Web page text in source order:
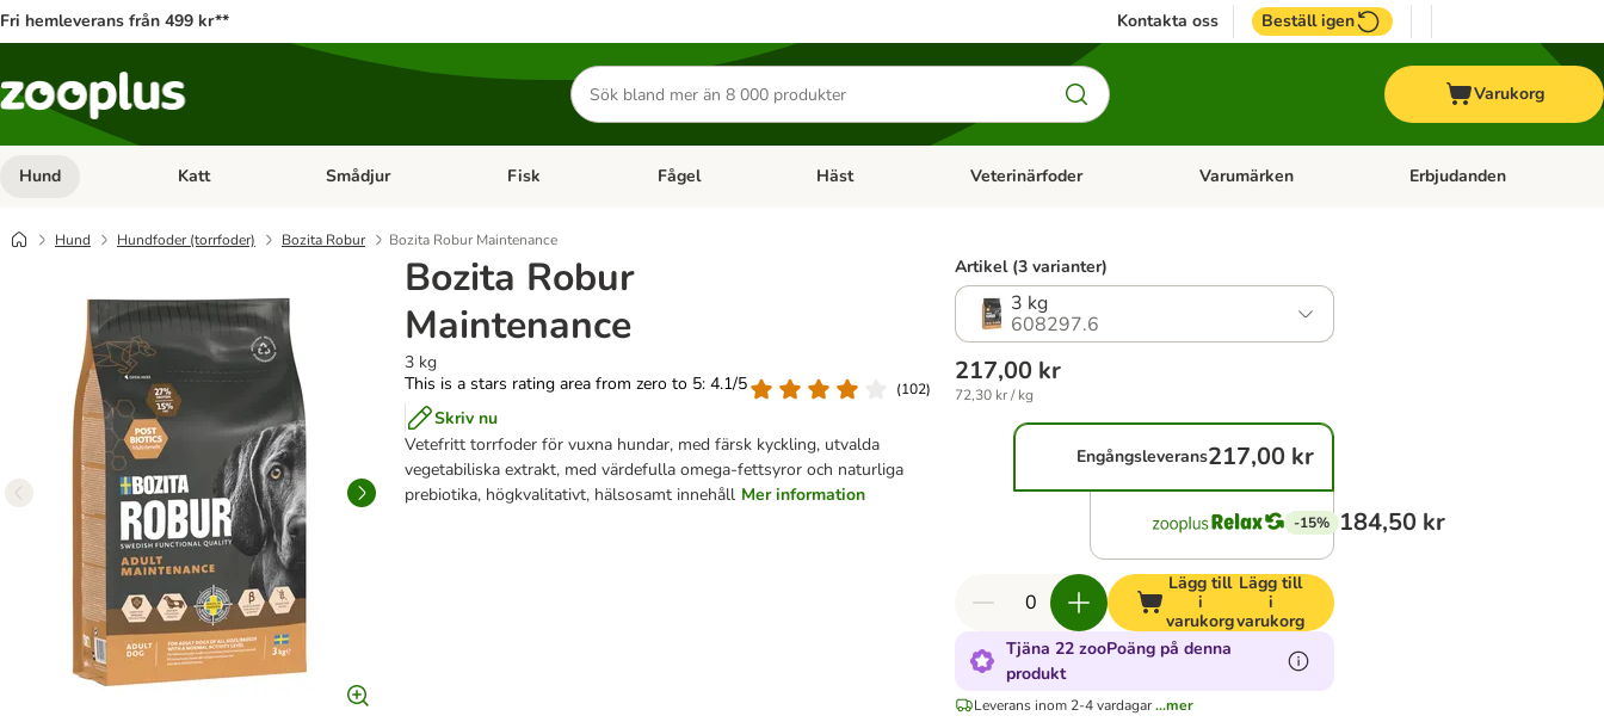
Fri hemleverans från 499 kr** Kontakta oss Beställ igen
Sök
efter
produkter
Varukorg
Hund Open category menu: Hund
Katt Open category menu: Katt
Smådjur Open category menu: Smådjur
Fisk Open category menu: Fisk
Fågel Open category menu: Fågel
Häst Open category menu: Häst
Veterinärfoder Open category menu: Veterinärfoder
Varumärken Open category menu:
Erbjudanden
Hund Hundfoder (torrfoder) Bozita Robur Bozita Robur Maintenance
Bozita Robur
Maintenance
3 kg
This is a stars rating area from zero to 5: 4.1/5
(102)
Skriv nu
Vetefritt torrfoder för vuxna hundar, med färsk kyckling, utvalda
vegetabiliska extrakt, med värdefulla omega-fettsyror och naturliga
prebiotika, högkvalitativt, hälsosamt innehåll Mer information
Artikel (3 varianter)
3 kg
608297.6
217,00 kr
72,30 kr / kg
Engångsleverans217,00 kr
-15% 184,50 kr
Lägg till
i
varukorg
Lägg till
i
varukorg
Tjäna 22 zooPoäng på denna
produkt
Leverans inom 2-4 vardagar...mer